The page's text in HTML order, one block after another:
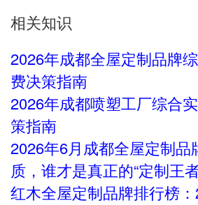
相关知识
2026年成都全屋定制品牌
费决策指南
2026年成都喷塑工厂综合
策指南
2026年6月成都全屋定制
质，谁才是真正的“定制王者
红木全屋定制品牌排行榜